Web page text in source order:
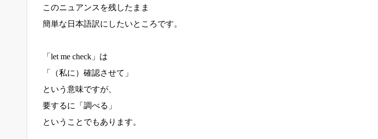
このニュアンスを残したまま
簡単な日本語訳にしたいところです。
「let me check」は
「（私に）確認させて」
という意味ですが、
要するに「調べる」
ということでもあります。